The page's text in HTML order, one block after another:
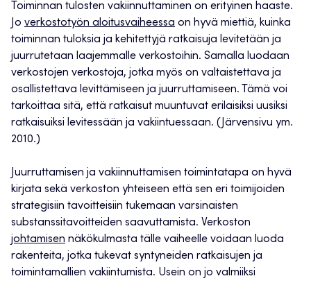
Toiminnan tulosten vakiinnuttaminen on erityinen haaste.
Jo verkostotyön aloitusvaiheessa on hyvä miettiä, kuinka
toiminnan tuloksia ja kehitettyjä ratkaisuja levitetään ja
juurrutetaan laajemmalle verkostoihin. Samalla luodaan
verkostojen verkostoja, jotka myös on valtaistettava ja
osallistettava levittämiseen ja juurruttamiseen. Tämä voi
tarkoittaa sitä, että ratkaisut muuntuvat erilaisiksi uusiksi
ratkaisuiksi levitessään ja vakiintuessaan. (Järvensivu ym.
2010.)
Juurruttamisen ja vakiinnuttamisen toimintatapa on hyvä
kirjata sekä verkoston yhteiseen että sen eri toimijoiden
strategisiin tavoitteisiin tukemaan varsinaisten
substanssitavoitteiden saavuttamista. Verkoston
johtamisen näkökulmasta tälle vaiheelle voidaan luoda
rakenteita, jotka tukevat syntyneiden ratkaisujen ja
toimintamallien vakiintumista. Usein on jo valmiiksi